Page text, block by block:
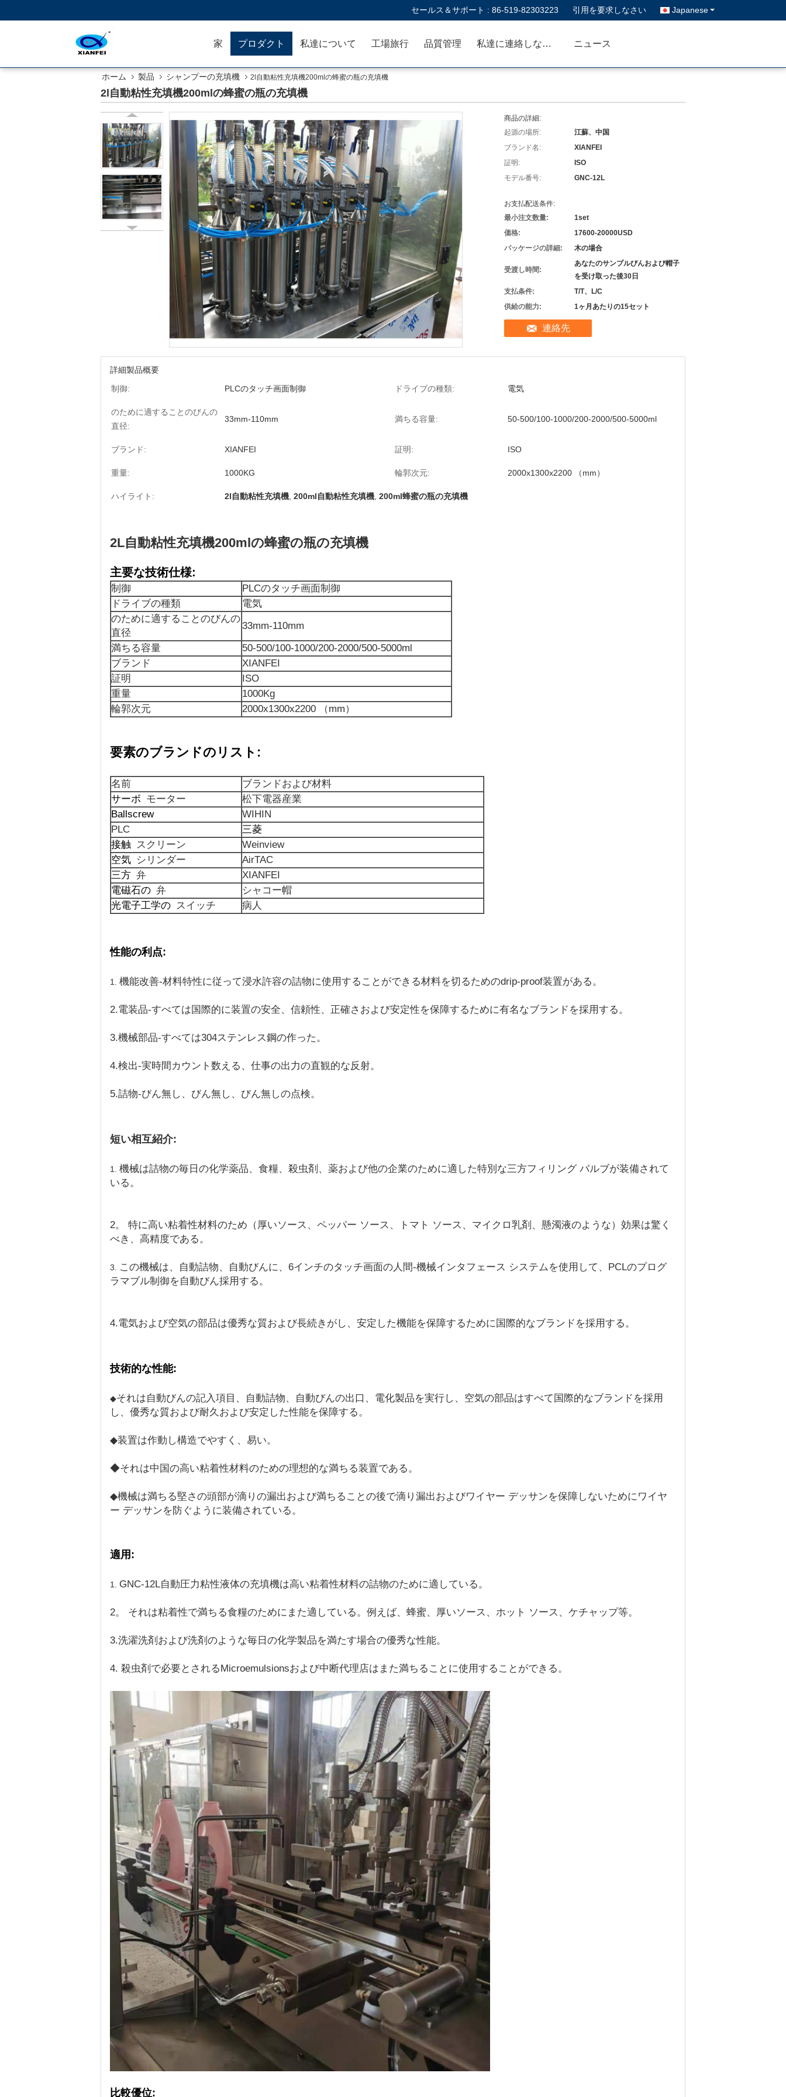
セールス＆サポート : 86-519-82303223 引用を要求しなさい Japanese
家 プロダクト 私達について 工場旅行 品質管理 私達に連絡しなさい ニュース
ホーム 製品 シャンプーの充填機 2l自動粘性充填機200mlの蜂蜜の瓶の充填機
2l自動粘性充填機200mlの蜂蜜の瓶の充填機
商品の詳細:
起源の場所:
江蘇、中国
ブランド名:
XIANFEI
証明:
ISO
モデル番号:
GNC-12L
お支払配送条件:
最小注文数量:
1set
価格:
17600-20000USD
パッケージの詳細:
木の場合
受渡し時間:
あなたのサンプルびんおよび帽子
を受け取った後30日
支払条件:
T/T、L/C
供給の能力:
1ヶ月あたりの15セット
連絡先
詳細製品概要
制御:
PLCのタッチ画面制御 ドライブの種類: 電気
のために適することのびんの
直径:
33mm-110mm 満ちる容量: 50-500/100-1000/200-2000/500-5000ml
ブランド: XIANFEI 証明: ISO
重量: 1000KG 輪郭次元: 2000x1300x2200 （mm）
ハイライト: 2l自動粘性充填機 200ml自動粘性充填機 200ml蜂蜜の瓶の充填機
2L自動粘性充填機200mlの蜂蜜の瓶の充填機
主要な技術仕様:
制御
PLCのタッチ画面制御
ドライブの種類
電気
のために適することのびんの
直径
33mm-110mm
満ちる容量
50-500/100-1000/200-2000/500-5000ml
ブランド
XIANFEI
証明
ISO
重量
1000Kg
輪郭次元
2000x1300x2200 （mm）
要素のブランドのリスト:
名前
ブランドおよび材料
サーボ モーター
松下電器産業
Ballscrew
WIHIN
PLC
三菱
接触 スクリーン
Weinview
空気 シリンダー
AirTAC
三方 弁
XIANFEI
電磁石の 弁
シャコー帽
光電子工学の スイッチ 病人
性能の利点:
1. 機能改善-材料特性に従って浸水許容の詰物に使用することができる材料を切るためのdrip-proof装置がある。
2.電装品-すべては国際的に装置の安全、信頼性、正確さおよび安定性を保障するために有名なブランドを採用する。
3.機械部品-すべては304ステンレス鋼の作った。
4.検出-実時間カウント数える、仕事の出力の直観的な反射。
5.詰物-びん無し、びん無し、びん無しの点検。
短い相互紹介:
1. 機械は詰物の毎日の化学薬品、食糧、殺虫剤、薬および他の企業のために適した特別な三方フィリング バルブが装備されて
いる。
2。 特に高い粘着性材料のため（厚いソース、ペッパー ソース、トマト ソース、マイクロ乳剤、懸濁液のような）効果は驚く
べき、高精度である。
3.
この機械は、自動詰物、自動びんに、6インチのタッチ画面の人間-機械インタフェース システムを使用して、PCLのプログ
ラマブル制御を自動びん採用する。
4.電気および空気の部品は優秀な質および長続きがし、安定した機能を保障するために国際的なブランドを採用する。
技術的な性能:
◆それは自動びんの記入項目、自動詰物、自動びんの出口、電化製品を実行し、空気の部品はすべて国際的なブランドを採用
し、優秀な質および耐久および安定した性能を保障する。
◆装置は作動し構造でやすく、易い。
◆それは中国の高い粘着性材料のための理想的な満ちる装置である。
◆機械は満ちる堅さの頭部が滴りの漏出および満ちることの後で滴り漏出およびワイヤー デッサンを保障しないためにワイヤ
ー デッサンを防ぐように装備されている。
適用:
1. GNC-12L自動圧力粘性液体の充填機は高い粘着性材料の詰物のために適している。
2。 それは粘着性で満ちる食糧のためにまた適している。例えば、蜂蜜、厚いソース、ホット ソース、ケチャップ等。
3.洗濯洗剤および洗剤のような毎日の化学製品を満たす場合の優秀な性能。
4. 殺虫剤で必要とされるMicroemulsionsおよび中断代理店はまた満ちることに使用することができる。
比較優位: